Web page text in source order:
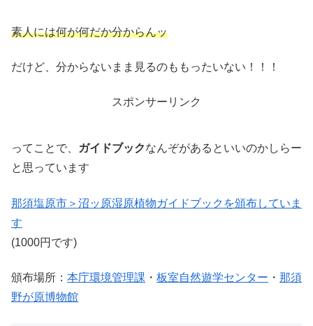
素人には何が何だか分からんッ
だけど、分からないまま見るのももったいない！！！
スポンサーリンク
ってことで、 ガイドブックなんぞがあるといいのかしらー
と思っています
那須塩原市＞沼ッ原湿原植物ガイドブックを頒布していま
す
(1000円です)
頒布場所： 本庁環境管理課 ・ 板室自然遊学センター ・ 那須
野が原博物館